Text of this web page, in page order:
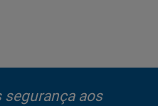
segurança aos